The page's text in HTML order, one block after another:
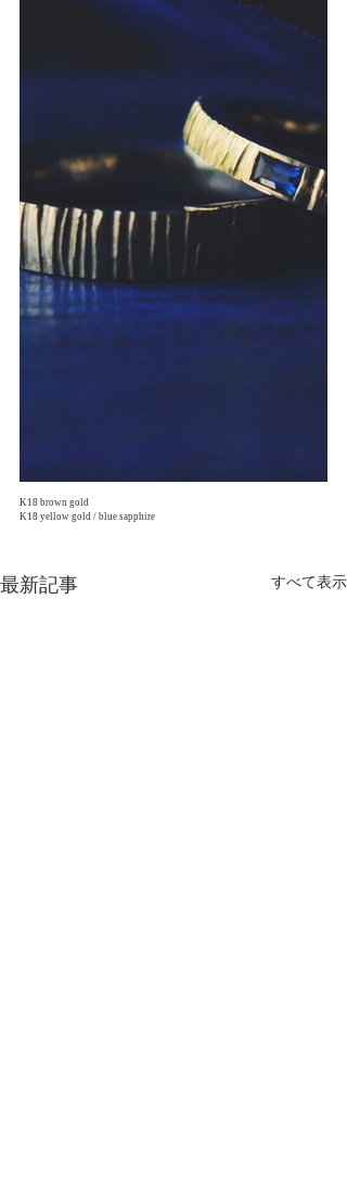
K18 brown gold
K18 yellow gold / blue sapphire
最新記事 すべて表示